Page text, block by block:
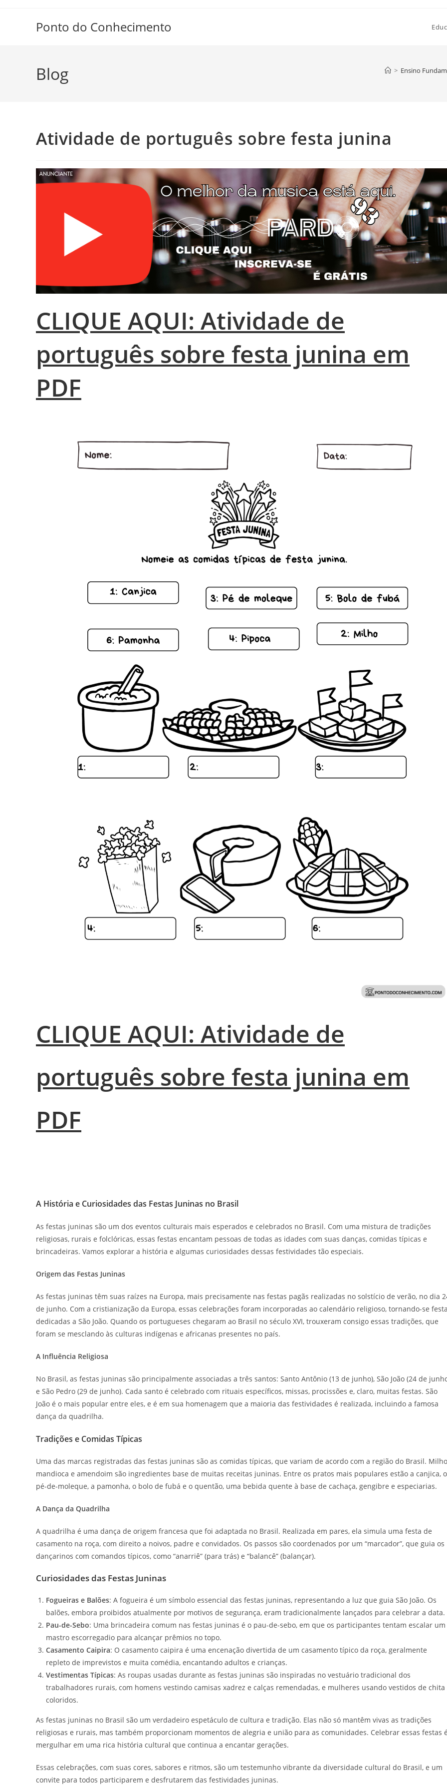
Ponto do Conhecimento
Blog > Ensino
Atividade de português sobre festa junina
CLIQUE AQUI: Atividade de
português sobre festa junina em
PDF
CLIQUE AQUI: Atividade de
português sobre festa junina em
PDF
A História e Curiosidades das Festas Juninas no Brasil
As festas juninas são um dos eventos culturais mais esperados e celebrados no Brasil. Com uma mistura de tradições
religiosas, rurais e folclóricas, essas festas encantam pessoas de todas as idades com suas danças, comidas típicas e
brincadeiras. Vamos explorar a história e algumas curiosidades dessas festividades tão especiais.
Origem das Festas Juninas
As festas juninas têm suas raízes na Europa, mais precisamente nas festas pagãs realizadas no solstício de verão, no dia
de junho. Com a cristianização da Europa, essas celebrações foram incorporadas ao calendário religioso, tornando-se
dedicadas a São João. Quando os portugueses chegaram ao Brasil no século XVI, trouxeram consigo essas tradições, que
foram se mesclando às culturas indígenas e africanas presentes no país.
A Influência Religiosa
No Brasil, as festas juninas são principalmente associadas a três santos: Santo Antônio (13 de junho), São João (24 de
e São Pedro (29 de junho). Cada santo é celebrado com rituais específicos, missas, procissões e, claro, muitas festas. São
João é o mais popular entre eles, e é em sua homenagem que a maioria das festividades é realizada, incluindo a famosa
dança da quadrilha.
Tradições e Comidas Típicas
Uma das marcas registradas das festas juninas são as comidas típicas, que variam de acordo com a região do Brasil.
mandioca e amendoim são ingredientes base de muitas receitas juninas. Entre os pratos mais populares estão a canjica, o
pé-de-moleque, a pamonha, o bolo de fubá e o quentão, uma bebida quente à base de cachaça, gengibre e especiarias.
A Dança da Quadrilha
A quadrilha é uma dança de origem francesa que foi adaptada no Brasil. Realizada em pares, ela simula uma festa de
casamento na roça, com direito a noivos, padre e convidados. Os passos são coordenados por um “marcador”, que guia os
dançarinos com comandos típicos, como “anarriê” (para trás) e “balancê” (balançar).
Curiosidades das Festas Juninas
Fogueiras e Balões: A fogueira é um símbolo essencial das festas juninas, representando a luz que guia São João. Os
balões, embora proibidos atualmente por motivos de segurança, eram tradicionalmente lançados para celebrar a data.
Pau-de-Sebo: Uma brincadeira comum nas festas juninas é o pau-de-sebo, em que os participantes tentam escalar um
mastro escorregadio para alcançar prêmios no topo.
Casamento Caipira: O casamento caipira é uma encenação divertida de um casamento típico da roça, geralmente
repleto de imprevistos e muita comédia, encantando adultos e crianças.
Vestimentas Típicas: As roupas usadas durante as festas juninas são inspiradas no vestuário tradicional dos
trabalhadores rurais, com homens vestindo camisas xadrez e calças remendadas, e mulheres usando vestidos de chita
coloridos.
As festas juninas no Brasil são um verdadeiro espetáculo de cultura e tradição. Elas não só mantêm vivas as tradições
religiosas e rurais, mas também proporcionam momentos de alegria e união para as comunidades. Celebrar essas festas
mergulhar em uma rica história cultural que continua a encantar gerações.
Essas celebrações, com suas cores, sabores e ritmos, são um testemunho vibrante da diversidade cultural do Brasil, e um
convite para todos participarem e desfrutarem das festividades juninas.